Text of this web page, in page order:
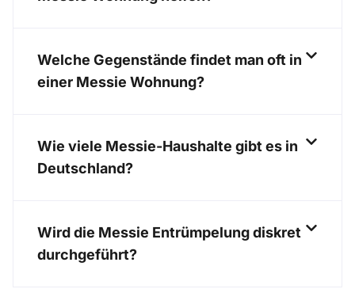
Welche Gegenstände findet man oft in
einer Messie Wohnung?
Wie viele Messie-Haushalte gibt es in
Deutschland?
Wird die Messie Entrümpelung diskret
durchgeführt?